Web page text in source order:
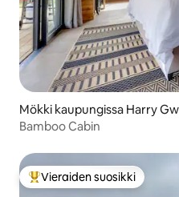
Mökki kaupungissa Harry
y
Bamboo Cabin
Vieraiden suosikkien
Vieraiden suosikki